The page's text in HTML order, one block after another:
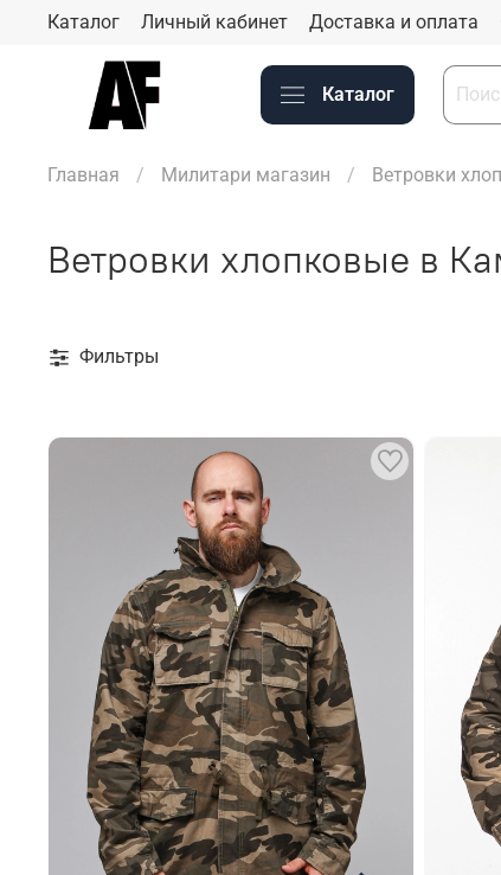
Каталог Личный кабинет Доставка и оплата
Каталог
Главная Милитари магазин Ветровки
Ветровки хлопковые в
Фильтры